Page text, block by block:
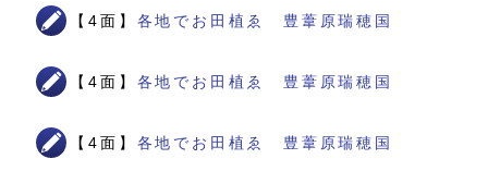
【4面】 各地でお田植ゑ 豊葦原瑞穂国
【4面】 各地でお田植ゑ 豊葦原瑞穂国
【4面】 各地でお田植ゑ 豊葦原瑞穂国